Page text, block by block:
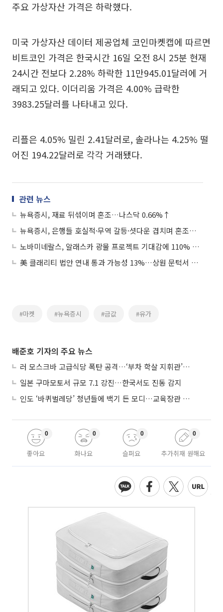
주요 가상자산 가격은 하락했다.
미국 가상자산 데이터 제공업체 코인마켓캡에 따르면
비트코인 가격은 한국시간 16일 오전 8시 25분 현재
24시간 전보다 2.28% 하락한 11만945.01달러에 거
래되고 있다. 이더리움 가격은 4.00% 급락한
3983.25달러를 나타내고 있다.
리플은 4.05% 밀린 2.41달러로, 솔라나는 4.25% 떨
어진 194.22달러로 각각 거래됐다.
관련 뉴스
뉴욕증시, 재료 뒤섞이며 혼조…나스닥 0.66%↑
뉴욕증시, 은행들 호실적·무역 갈등·셧다운 겹치며 혼조…나스닥 0.66%↑
노바미네랄스, 알래스카 광물 프로젝트 기대감에 110% 폭등
美 클래리티 법안 연내 통과 가능성 13%…상원 문턱서 제동
#마켓 #뉴욕증시 #금값 #유가
배준호 기자의 주요 뉴스
러 모스크바 고급식당 폭탄 공격…‘부차 학살 지휘관’ 노렸나
일본 구마모토서 규모 7.1 강진…한국서도 진동 감지
인도 ‘바퀴벌레당’ 청년들에 백기 든 모디…교육장관 사퇴
좋아요
0
화나요
0
슬퍼요
0
추가취재 원해요
0